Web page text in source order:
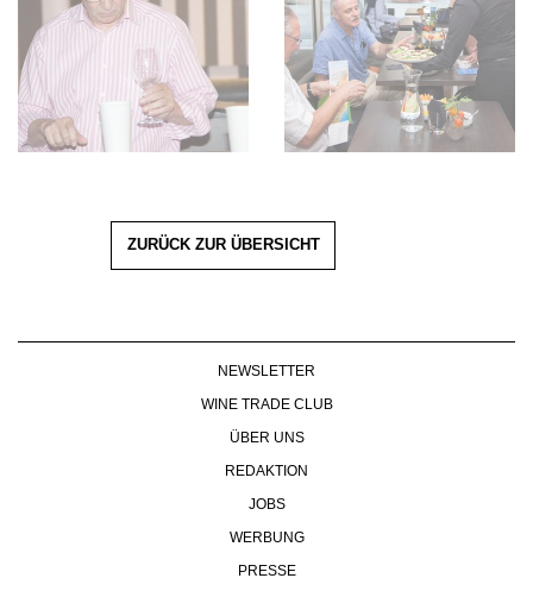
ZURÜCK ZUR ÜBERSICHT
NEWSLETTER
WINE TRADE CLUB
ÜBER UNS
REDAKTION
JOBS
WERBUNG
PRESSE